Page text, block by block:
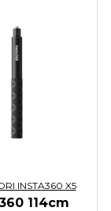
INSTA360 X5
114cm